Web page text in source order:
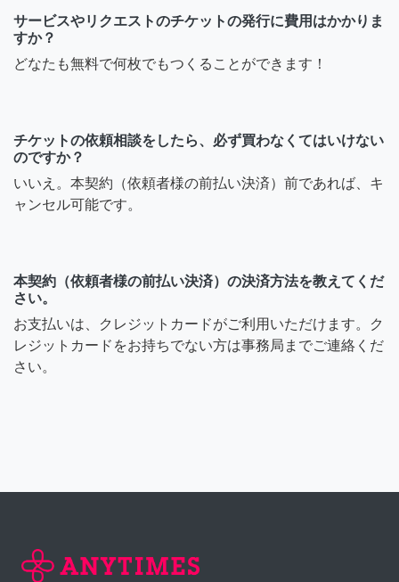
サービスやリクエストのチケットの発行に費用はかかりま
すか？
どなたも無料で何枚でもつくることができます！
チケットの依頼相談をしたら、必ず買わなくてはいけない
のですか？
いいえ。本契約（依頼者様の前払い決済）前であれば、キ
ャンセル可能です。
本契約（依頼者様の前払い決済）の決済方法を教えてくだ
さい。
お支払いは、クレジットカードがご利用いただけます。ク
レジットカードをお持ちでない方は事務局までご連絡くだ
さい。